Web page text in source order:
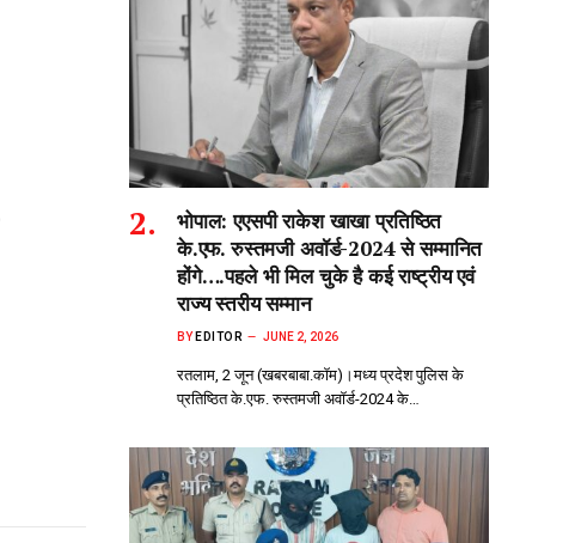
भोपाल: एएसपी राकेश‌ खाखा प्रतिष्ठित
के.एफ. रुस्तमजी अवॉर्ड-2024 से सम्मानित
होंगे….पहले भी मिल चुके है कई राष्ट्रीय एवं
राज्य स्तरीय सम्मान
BY EDITOR JUNE 2, 2026
रतलाम, 2 जून (खबरबाबा.कॉम)।मध्य प्रदेश पुलिस के
प्रतिष्ठित के.एफ. रुस्तमजी अवॉर्ड-2024 के…